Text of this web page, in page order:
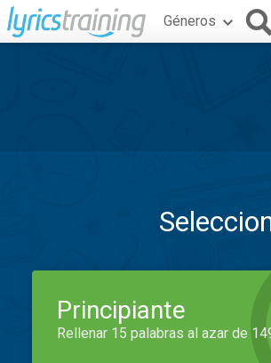
Géneros
Principiante
Rellenar 15 palabras al azar de